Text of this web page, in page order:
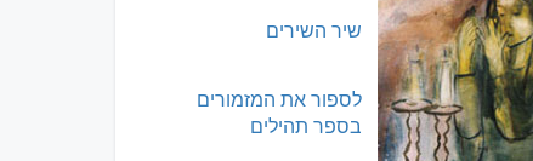
שיר השירים
לספור את המזמורים
בספר תהילים